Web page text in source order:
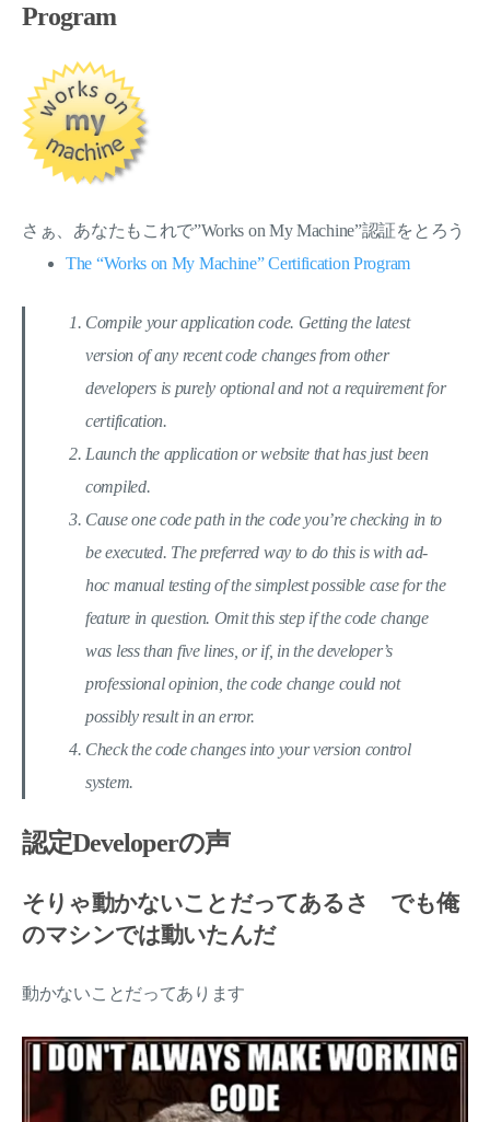
Program
さぁ、あなたもこれで”Works on My Machine”認証をとろう
The “Works on My Machine” Certification Program
Compile your application code. Getting the latest
version of any recent code changes from other
developers is purely optional and not a requirement for
certification.
Launch the application or website that has just been
compiled.
Cause one code path in the code you’re checking in to
be executed. The preferred way to do this is with ad-
hoc manual testing of the simplest possible case for the
feature in question. Omit this step if the code change
was less than five lines, or if, in the developer’s
professional opinion, the code change could not
possibly result in an error.
Check the code changes into your version control
system.
認定Developerの声
そりゃ動かないことだってあるさ でも俺
のマシンでは動いたんだ
動かないことだってあります